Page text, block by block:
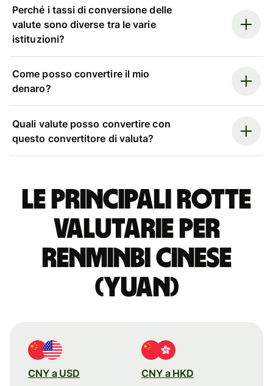
Perché i tassi di conversione delle
valute sono diverse tra le varie
istituzioni?
Come posso convertire il mio
denaro?
Quali valute posso convertire con
questo convertitore di valuta?
Le principali rotte
valutarie per
renminbi cinese
(yuan)
CNY a USD CNY a HKD